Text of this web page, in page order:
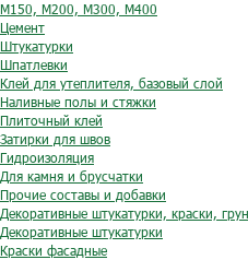
М150, М200, М300, М400
Цемент
Штукатурки
Шпатлевки
Клей для утеплителя, базовый слой
Наливные полы и стяжки
Плиточный клей
Затирки для швов
Гидроизоляция
Для камня и брусчатки
Прочие составы и добавки
Декоративные штукатурки, краски,
Декоративные штукатурки
Краски фасадные